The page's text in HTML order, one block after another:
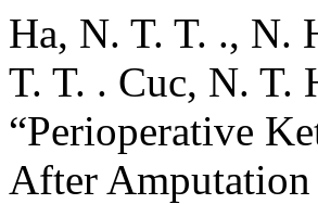
Ha, N. T. T. ., N.
T. T. . Cuc, N. T.
“Perioperative
After